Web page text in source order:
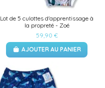
Lot de 5 culottes d'apprentissage à
la propreté - Zoé
59,90 €
AJOUTER AU PANIER